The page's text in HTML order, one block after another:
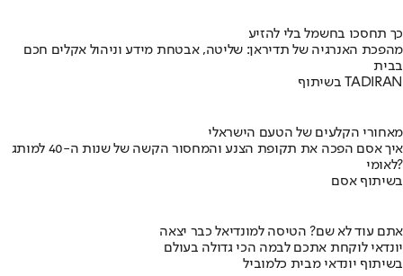
כך תחסכו בחשמל בלי להזיע
מהפכת האנרגיה של תדיראן: שליטה, אבטחת מידע וניהול אקלים חכם
בבית
בשיתוף TADIRAN
מאחורי הקלעים של הטעם הישראלי
איך אסם הפכה את תקופת הצנע והמחסור הקשה של שנות ה-40 למותג
לאומי?
בשיתוף אסם
אתם עוד לא שם? הטיסה למונדיאל כבר יצאה
יונדאי לוקחת אתכם לבמה הכי גדולה בעולם
בשיתוף יונדאי מבית כלמוביל